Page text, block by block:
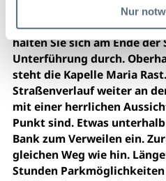
Nur
Bärnbichl, überqueren Sie
einem Holzhaus vorbei.
halten Sie sich am Ende
Unterführung durch.
steht die Kapelle Maria
Straßenverlauf weiter an
mit einer herrlichen
Punkt sind. Etwas
Bank zum Verweilen ein.
gleichen Weg wie hin.
Stunden